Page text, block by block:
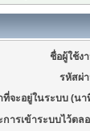
ชื่อผู้ใช้ง
รหัสผ่
ที่จะอยู่ในระบบ (นา
การเข้าระบบไว้ตล